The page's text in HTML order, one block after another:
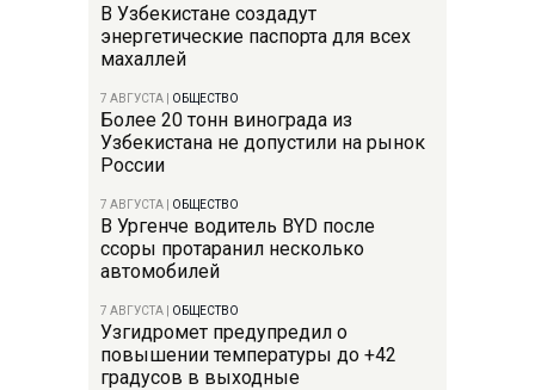
В Узбекистане создадут
энергетические паспорта для всех
махаллей
7 АВГУСТА ОБЩЕСТВО
Более 20 тонн винограда из
Узбекистана не допустили на рынок
России
7 АВГУСТА ОБЩЕСТВО
В Ургенче водитель BYD после
ссоры протаранил несколько
автомобилей
7 АВГУСТА ОБЩЕСТВО
Узгидромет предупредил о
повышении температуры до +42
градусов в выходные